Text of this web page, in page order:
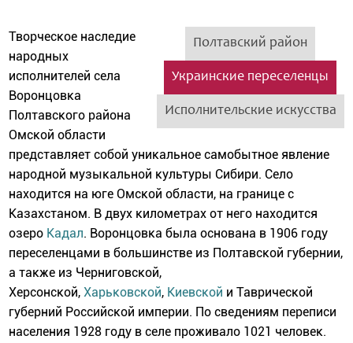
Полтавский район
Украинские переселенцы
Исполнительские искусства
Творческое наследие
народных
исполнителей села
Воронцовка
Полтавского района
Омской области
представляет собой уникальное самобытное явление
народной музыкальной культуры Сибири. Село
находится на юге Омской области, на границе с
Казахстаном. В двух километрах от него находится
озеро Кадал. Воронцовка была основана в 1906 году
переселенцами в большинстве из Полтавской губернии,
а также из Черниговской,
Херсонской,Харьковской, Киевской и Таврической
губерний Российской империи. По сведениям переписи
населения 1928 году в селе проживало 1021 человек.